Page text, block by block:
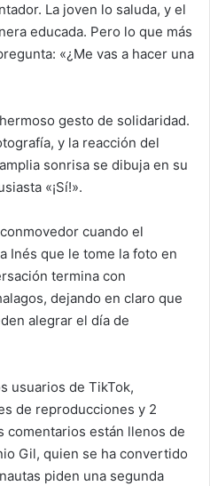
La joven lo saluda, y el
educada. Pero lo que más
«¿Me vas a hacer una
gesto de solidaridad.
y la reacción del
sonrisa se dibuja en su
«¡Sí!».
cuando el
Inés que le tome la foto en
termina con
dejando en claro que
alegrar el día de
usuarios de TikTok,
de reproducciones y 2
comentarios están llenos de
Gil, quien se ha convertido
piden una segunda